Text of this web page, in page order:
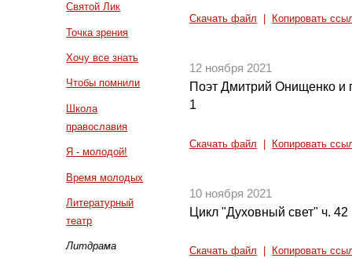
Святой Лик
Точка зрения
Хочу все знать
Чтобы помнили
Школа
православия
Я - молодой!
Время молодых
Литературный
театр
Литдрама
Скачать файл Копировать
12 ноября 2021
Поэт Дмитрий Онищенко и
1
Скачать файл Копировать
10 ноября 2021
Цикл "Духовный свет" ч. 42
Скачать файл Копировать